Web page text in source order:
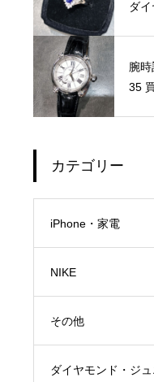
ダ
腕
35
カテゴリー
iPhone・家電
NIKE
その他
ダイヤモンド・ジ